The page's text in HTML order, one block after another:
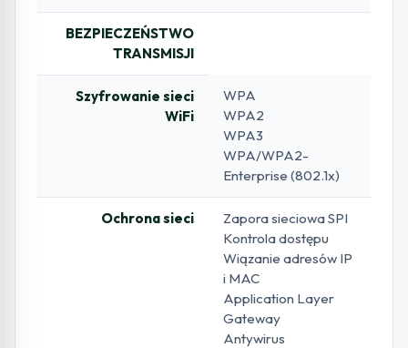
BEZPIECZEŃSTWO
TRANSMISJI
Szyfrowanie sieci
WiFi
WPA
WPA2
WPA3
WPA/WPA2-
Enterprise (802.1x)
Ochrona sieci
Zapora sieciowa SPI
Kontrola dostępu
Wiązanie adresów IP
i MAC
Application Layer
Gateway
Antywirus